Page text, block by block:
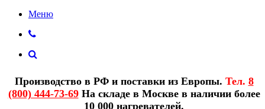
Меню
Производство в РФ и поставки из Европы. Тел. 8
(800) 444-73-69На складе в Москве в наличии более
10 000 нагревателей.